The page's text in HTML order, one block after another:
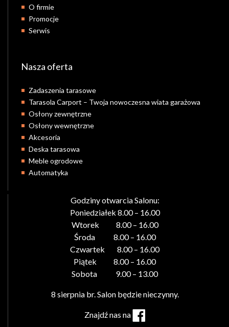
O firmie
Promocje
Serwis
Nasza oferta
Zadaszenia tarasowe
Tarasola Carport – Twoja nowoczesna wiata garażowa
Osłony zewnętrzne
Osłony wewnętrzne
Akcesoria
Deska tarasowa
Meble ogrodowe
Automatyka
Godziny otwarcia Salonu:
Poniedziałek 8.00 – 16.00
Wtorek 8.00 – 16.00
Środa 8.00 – 16.00
Czwartek 8.00 – 16.00
Piątek 8.00 – 16.00
Sobota 9.00 – 13.00
8 sierpnia br. Salon będzie nieczynny.
Znajdź nas na